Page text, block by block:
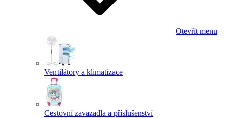
Otevřít menu
Ventilátory a klimatizace
Cestovní zavazadla a příslušenství